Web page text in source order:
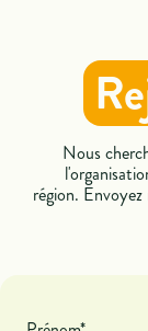
Nous
région.